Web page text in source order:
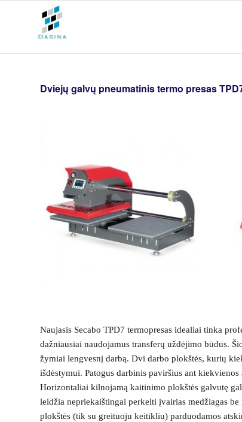
Dviejų galvų pneumatinis termo presas
Naujasis Secabo TPD7 termopresas idealiai tinka
dažniausiai naudojamus transferų uždėjimo būdus.
žymiai lengvesnį darbą. Dvi darbo plokštės, kurių
išdėstymui. Patogus darbinis paviršius ant
Horizontaliai kilnojamą kaitinimo plokštės galvutę
leidžia nepriekaištingai perkelti įvairias medžiagas
plokštės (tik su greituoju keitikliu) parduodamos